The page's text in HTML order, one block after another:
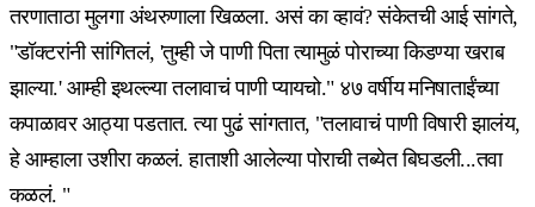
तरणाताठा मुलगा अंथरुणाला खिळला. असं का व्हावं? संकेतची आई सांगते,
"डॉक्टरांनी सांगितलं, 'तुम्ही जे पाणी पिता त्यामुळं पोराच्या किडण्या खराब
झाल्या.' आम्ही इथल्ल्या तलावाचं पाणी प्यायचो." ४७ वर्षीय मनिषाताईंच्या
कपाळावर आठ्या पडतात. त्या पुढं सांगतात, "तलावाचं पाणी विषारी झालंय,
हे आम्हाला उशीरा कळलं. हाताशी आलेल्या पोराची तब्येत बिघडली...तवा
कळलं. "